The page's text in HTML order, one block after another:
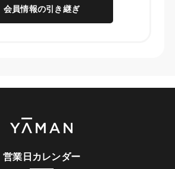
会員情報の引き継ぎ
営業日カレンダー